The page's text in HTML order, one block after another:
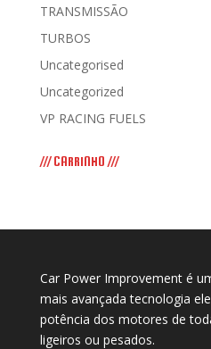
TRANSMISSÃO
TURBOS
Uncategorised
Uncategorized
VP RACING FUELS
/// CARRINHO ///
Car Power Improvement é
mais avançada tecnologia
potência dos motores de
ligeiros ou pesados.